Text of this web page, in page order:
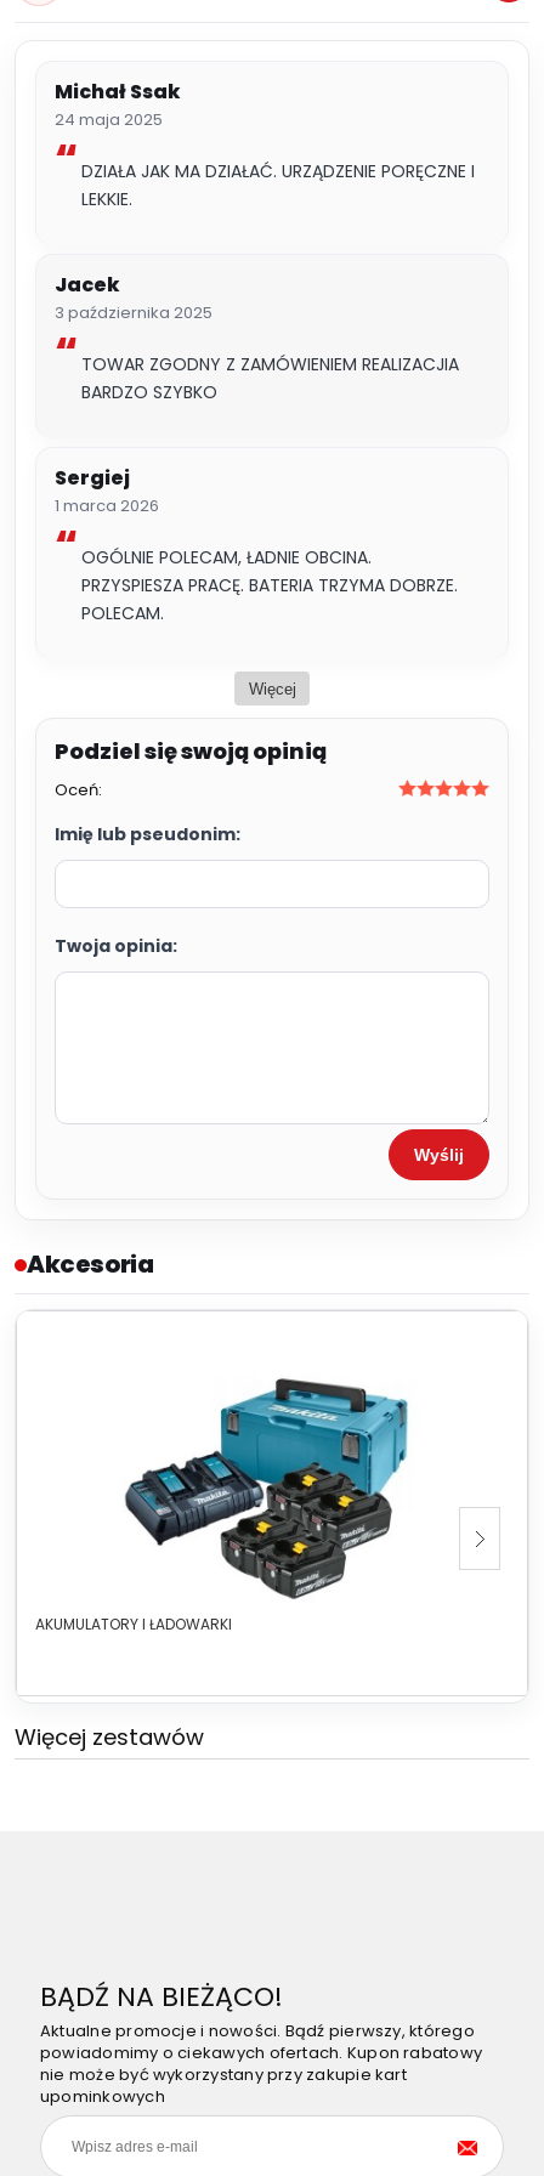
Michał Ssak
24 maja 2025
DZIAŁA JAK MA DZIAŁAĆ. URZĄDZENIE PORĘCZNE I
LEKKIE.
Jacek
3 października 2025
TOWAR ZGODNY Z ZAMÓWIENIEM REALIZACJIA
BARDZO SZYBKO
Sergiej
1 marca 2026
OGÓLNIE POLECAM, ŁADNIE OBCINA.
PRZYSPIESZA PRACĘ. BATERIA TRZYMA DOBRZE.
POLECAM.
Więcej
Oceń:
Imię lub pseudonim:
Twoja opinia:
Wyślij
Akcesoria
AKUMULATORY I ŁADOWARKI
Więcej zestawów
BĄDŹ NA BIEŻĄCO!
Aktualne promocje i nowości. Bądź pierwszy, którego
powiadomimy o ciekawych ofertach. Kupon rabatowy
nie może być wykorzystany przy zakupie kart
upominkowych